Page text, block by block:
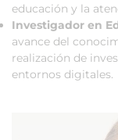
educación y la
Investigador en
avance del
realización de
entornos digitales.